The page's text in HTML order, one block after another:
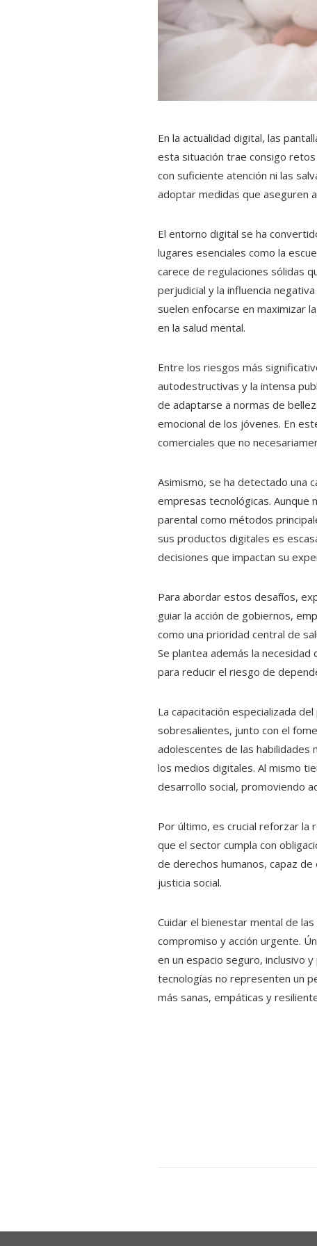
En la actualidad digital, las
esta situación trae consigo
con suficiente atención ni las
adoptar medidas que aseguren
El entorno digital se ha
lugares esenciales como la
carece de regulaciones sólidas
perjudicial y la influencia
suelen enfocarse en maximizar
en la salud mental.
Entre los riesgos más
autodestructivas y la intensa
de adaptarse a normas de
emocional de los jóvenes. En
comerciales que no
Asimismo, se ha detectado una
empresas tecnológicas. Aunque
parental como métodos
sus productos digitales es
decisiones que impactan su
Para abordar estos desafíos,
guiar la acción de gobiernos,
como una prioridad central de
Se plantea además la
para reducir el riesgo de
La capacitación especializada
sobresalientes, junto con el
adolescentes de las habilidades
los medios digitales. Al mismo
desarrollo social, promoviendo
Por último, es crucial reforzar la
que el sector cumpla con
de derechos humanos, capaz
justicia social.
Cuidar el bienestar mental de
compromiso y acción urgente.
en un espacio seguro, inclusivo
tecnologías no representen un
más sanas, empáticas y